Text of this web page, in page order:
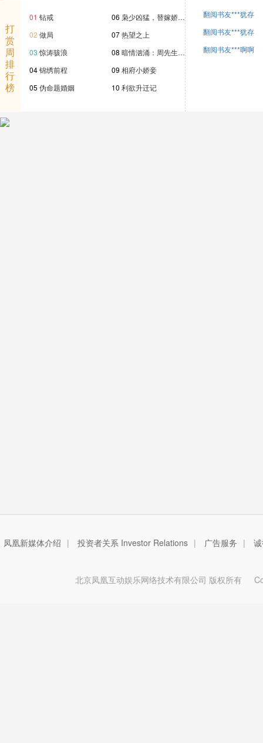
打
赏
周
排
行
榜
01 钻戒
02 做局
03 惊涛骇浪
04锦绣前程
05 伪命题婚姻
06 枭少凶猛，替嫁娇…
07热望之上
08 暗情汹涌：周先生…
09 相府小娇妾
10 利欲升迁记
翻阅书友***犹存
翻阅书友***犹存
翻阅书友***啊啊
凤凰新媒体介绍 | 投资者关系 Investor Relations | 广告服务 |
北京凤凰互动娱乐网络技术有限公司 版权所有